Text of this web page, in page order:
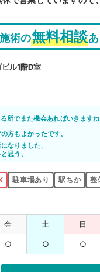
術の無料相談
ル1階D室
所でまた機会あればいきますね
方もよかったです。
なりました。
思う。
駐車場あり 駅ちか
整
金 土 日
○ ○ ○